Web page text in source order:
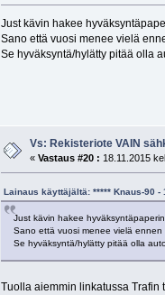
Just kävin hakee
Sano että vuosi menee vielä
Se hyväksyntä/hylätty pitää olla
Vs: Rekisteriote VAIN
«Vastaus #20 : 18.11.2015
Lainaus käyttäjältä: ***** Knaus-90
Just kävin hakee
Sano että vuosi menee vielä
Se hyväksyntä/hylätty pitää olla
Tuolla aiemmin linkatussa Trafin